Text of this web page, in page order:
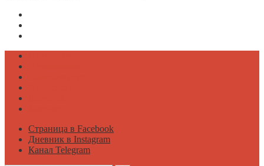
Страница в Facebook
Дневник в Instagram
Канал Telegram